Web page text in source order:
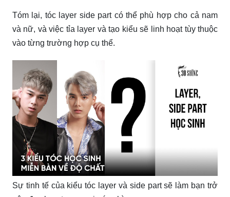
Tóm lại, tóc layer side part có thể phù hợp cho cả nam
và nữ, và việc tỉa layer và tạo kiểu sẽ linh hoạt tùy thuộc
vào từng trường hợp cụ thể.
Sự tinh tế của kiểu tóc layer và side part sẽ làm bạn trở